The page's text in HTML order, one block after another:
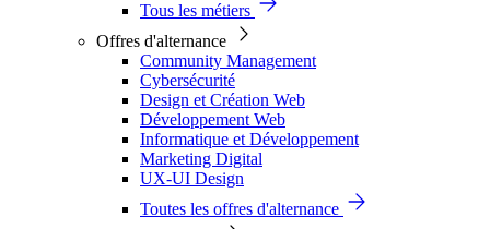
Tous les métiers
Offres d'alternance
Community Management
Cybersécurité
Design et Création Web
Développement Web
Informatique et Développement
Marketing Digital
UX-UI Design
Toutes les offres d'alternance